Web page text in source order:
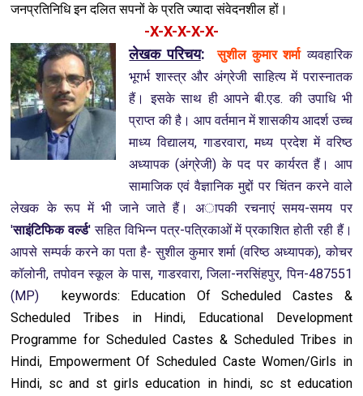
जनप्रतिनिधि इन दलित सपनों के प्रति ज्यादा संवेदनशील हों।
-X-X-X-X-X-
लेखक परिचय: सुशील कुमार शर्माव्यवहारिक
भूगर्भ शास्त्र और अंग्रेजी साहित्य में परास्नातक
हैं। इसके साथ ही आपने बी.एड. की उपाध‍ि भी
प्राप्त की है। आप वर्तमान में शासकीय आदर्श उच्च
माध्य विद्यालय, गाडरवारा, मध्य प्रदेश में वरिष्ठ
अध्यापक (अंग्रेजी) के पद पर कार्यरत हैं। आप
सामाजिक एवं वैज्ञानिक मुद्दों पर चिंतन करने वाले
लेखक के रूप में भी जाने जाते हैं। अापकी रचनाएं समय-समय पर
'साइंटिफिक वर्ल्ड' सहितविभ‍िन्न पत्र-पत्रिकाओं में प्रकाश‍ित होती रही हैं।
आपसेसम्पर्क करने का पता है-सुशील कुमार शर्मा (वरिष्ठ अध्यापक), कोचर
कॉलोनी, तपोवन स्कूल के पास, गाडरवारा, जिला-नरसिंहपुर, पिन-487551
(MP) keywords: Education Of Scheduled Castes &
Scheduled Tribes in Hindi, Educational Development
Programme for Scheduled Castes & Scheduled Tribes in
Hindi, Empowerment Of Scheduled Caste Women/Girls in
Hindi, sc and st girls education in hindi, sc st education